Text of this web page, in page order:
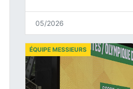
05/2026
ÉQUIPE MESSIEURS